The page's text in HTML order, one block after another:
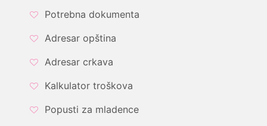
Potrebna dokumenta
Adresar opština
Adresar crkava
Kalkulator troškova
Popusti za mladence